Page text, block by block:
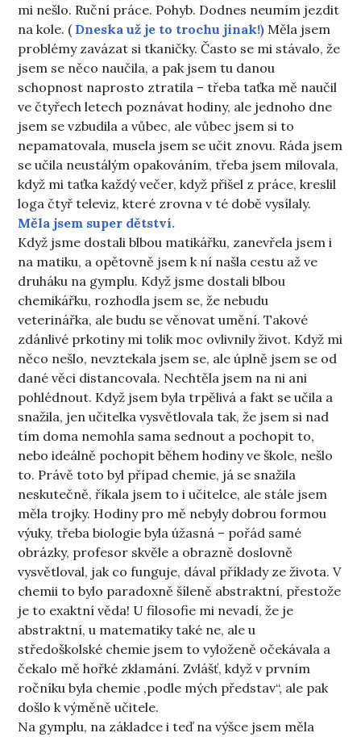
mi nešlo. Ruční práce. Pohyb. Dodnes neumím jezdit
na kole. ( Dneska už je to trochu jinak!)Měla jsem
problémy zavázat si tkaničky. Často se mi stávalo, že
jsem se něco naučila, a pak jsem tu danou
schopnost naprosto ztratila – třeba taťka mě naučil
ve čtyřech letech poznávat hodiny, ale jednoho dne
jsem se vzbudila a vůbec, ale vůbec jsem si to
nepamatovala, musela jsem se učit znovu. Ráda jsem
se učila neustálým opakováním, třeba jsem milovala,
když mi taťka každý večer, když přišel z práce, kreslil
loga čtyř televiz, které zrovna v té době vysílaly.
Měla jsem super dětství.
Když jsme dostali blbou matikářku, zanevřela jsem i
na matiku, a opětovně jsem k ní našla cestu až ve
druháku na gymplu. Když jsme dostali blbou
chemikářku, rozhodla jsem se, že nebudu
veterinářka, ale budu se věnovat umění. Takové
zdánlivé prkotiny mi tolik moc ovlivnily život. Když mi
něco nešlo, nevztekala jsem se, ale úplně jsem se od
dané věci distancovala. Nechtěla jsem na ni ani
pohlédnout. Když jsem byla trpělivá a fakt se učila a
snažila, jen učitelka vysvětlovala tak, že jsem si nad
tím doma nemohla sama sednout a pochopit to,
nebo ideálně pochopit během hodiny ve škole, nešlo
to. Právě toto byl případ chemie, já se snažila
neskutečně, říkala jsem to i učitelce, ale stále jsem
měla trojky. Hodiny pro mě nebyly dobrou formou
výuky, třeba biologie byla úžasná – pořád samé
obrázky, profesor skvěle a obrazně doslovně
vysvětloval, jak co funguje, dával příklady ze života. V
chemii to bylo paradoxně šíleně abstraktní, přestože
je to exaktní věda! U filosofie mi nevadí, že je
abstraktní, u matematiky také ne, ale u
středoškolské chemie jsem to vyloženě očekávala a
čekalo mě hořké zklamání. Zvlášť, když v prvním
ročníku byla chemie ,podle mých představ“, ale pak
došlo k výměně učitele.
Na gymplu, na základce i teď na výšce jsem měla